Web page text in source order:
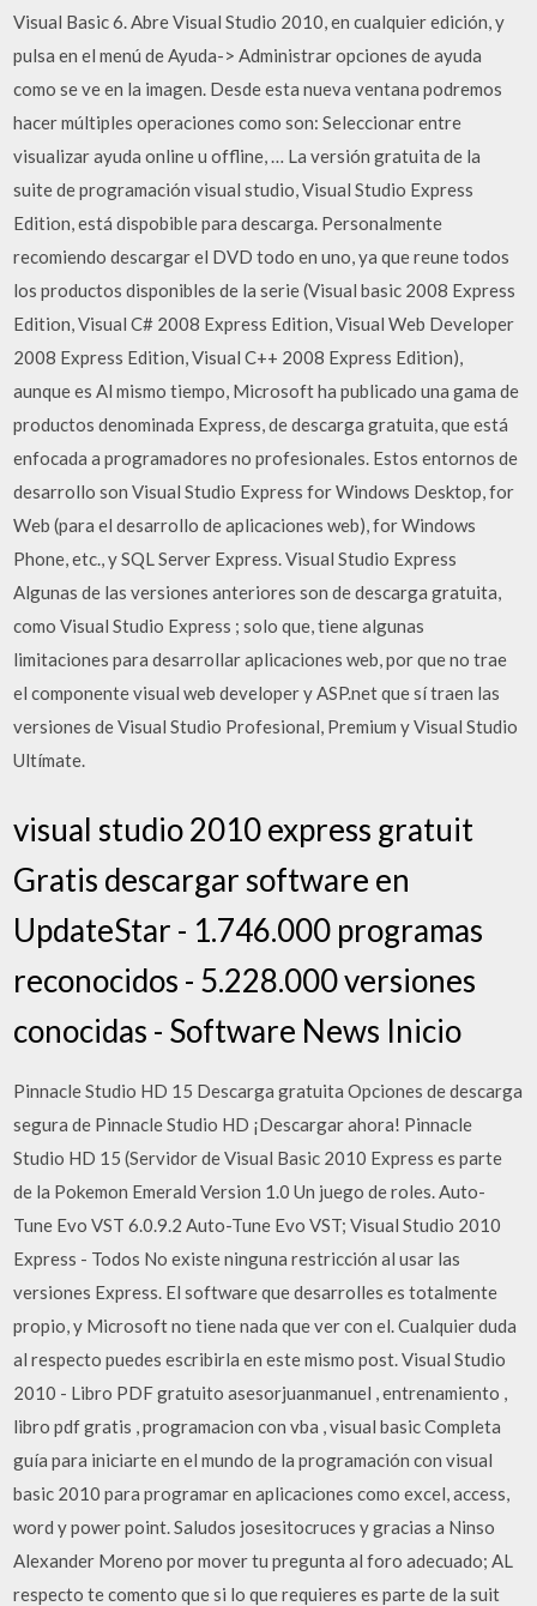
Visual Basic 6. Abre Visual Studio 2010, en cualquier edición, y
pulsa en el menú de Ayuda-> Administrar opciones de ayuda
como se ve en la imagen. Desde esta nueva ventana podremos
hacer múltiples operaciones como son: Seleccionar entre
visualizar ayuda online u offline, … La versión gratuita de la
suite de programación visual studio, Visual Studio Express
Edition, está dispobible para descarga. Personalmente
recomiendo descargar el DVD todo en uno, ya que reune todos
los productos disponibles de la serie (Visual basic 2008 Express
Edition, Visual C# 2008 Express Edition, Visual Web Developer
2008 Express Edition, Visual C++ 2008 Express Edition),
aunque es Al mismo tiempo, Microsoft ha publicado una gama de
productos denominada Express, de descarga gratuita, que está
enfocada a programadores no profesionales. Estos entornos de
desarrollo son Visual Studio Express for Windows Desktop, for
Web (para el desarrollo de aplicaciones web), for Windows
Phone, etc., y SQL Server Express. Visual Studio Express
Algunas de las versiones anteriores son de descarga gratuita,
como Visual Studio Express ; solo que, tiene algunas
limitaciones para desarrollar aplicaciones web, por que no trae
el componente visual web developer y ASP.net que sí traen las
versiones de Visual Studio Profesional, Premium y Visual Studio
Ultímate.
visual studio 2010 express gratuit
Gratis descargar software en
UpdateStar - 1.746.000 programas
reconocidos - 5.228.000 versiones
conocidas - Software News Inicio
Pinnacle Studio HD 15 Descarga gratuita Opciones de descarga
segura de Pinnacle Studio HD ¡Descargar ahora! Pinnacle
Studio HD 15 (Servidor de Visual Basic 2010 Express es parte
de la Pokemon Emerald Version 1.0 Un juego de roles. Auto-
Tune Evo VST 6.0.9.2 Auto-Tune Evo VST; Visual Studio 2010
Express - Todos No existe ninguna restricción al usar las
versiones Express. El software que desarrolles es totalmente
propio, y Microsoft no tiene nada que ver con el. Cualquier duda
al respecto puedes escribirla en este mismo post. Visual Studio
2010 - Libro PDF gratuito asesorjuanmanuel , entrenamiento ,
libro pdf gratis , programacion con vba , visual basic Completa
guía para iniciarte en el mundo de la programación con visual
basic 2010 para programar en aplicaciones como excel, access,
word y power point. Saludos josesitocruces y gracias a Ninso
Alexander Moreno por mover tu pregunta al foro adecuado; AL
respecto te comento que si lo que requieres es parte de la suit